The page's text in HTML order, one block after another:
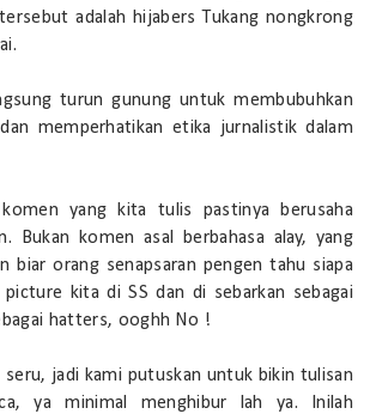
adalah hijabers Tukang nongkrong
turun gunung untuk membubuhkan
memperhatikan etika jurnalistik dalam
yang kita tulis pastinya berusaha
komen asal berbahasa alay, yang
biar orang senapsaran pengen tahu siapa
kita di SS dan di sebarkan sebagai
hatters, ooghh No !
jadi kami putuskan untuk bikin tulisan
ya minimal menghibur lah ya. Inilah